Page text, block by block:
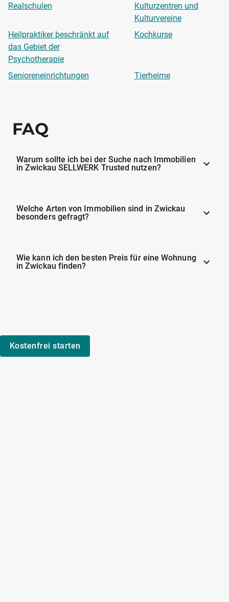
Realschulen
Kulturzentren und
Kulturvereine
Heilpraktiker beschränkt auf
das Gebiet der
Psychotherapie
Kochkurse
Senioreneinrichtungen Tierheime
FAQ
Warum sollte ich bei der Suche nach Immobilien
in Zwickau SELLWERK Trusted nutzen?
Welche Arten von Immobilien sind in Zwickau
besonders gefragt?
Wie kann ich den besten Preis für eine Wohnung
in Zwickau finden?
Kostenfrei starten